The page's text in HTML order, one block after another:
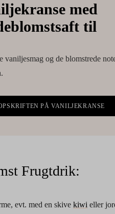
med
til
vaniljesmag og de blomstrede
PÅ VANILJEKRANSE
Frugtdrik:
evt. med en skive kiwi eller